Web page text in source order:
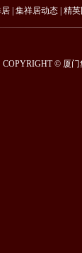
| 集祥居动态| 精
COPYRIGHT © 厦